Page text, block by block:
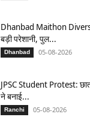
Dhanbad Maithon
बड़ी परेशानी, पुल...
Dhanbad 05-08-2026
JPSC Student Protest:
ने बनाई...
Ranchi 05-08-2026